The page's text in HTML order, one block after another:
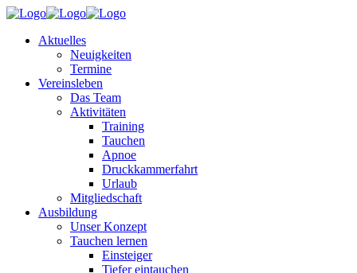
Aktuelles
Neuigkeiten
Termine
Vereinsleben
Das Team
Aktivitäten
Training
Tauchen
Apnoe
Druckkammerfahrt
Urlaub
Mitgliedschaft
Ausbildung
Unser Konzept
Tauchen lernen
Einsteiger
Tiefer eintauchen